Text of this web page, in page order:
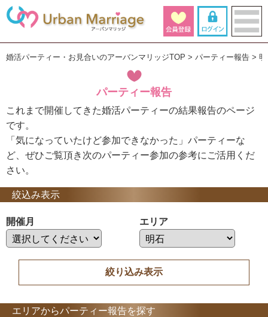
婚活パーティー・お見合いのアーバンマリッジTOP パーティー報告
パーティー報告
これまで開催してきた婚活パーティーの結果報告のページ
です。
「気になっていたけど参加できなかった」パーティーな
ど、ぜひご覧頂き次のパーティー参加の参考にご活用くだ
さい。
絞込み表示
開催月 エリア
エリアからパーティー報告を探す